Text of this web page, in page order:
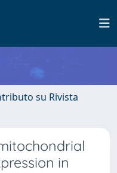
su Rivista
in